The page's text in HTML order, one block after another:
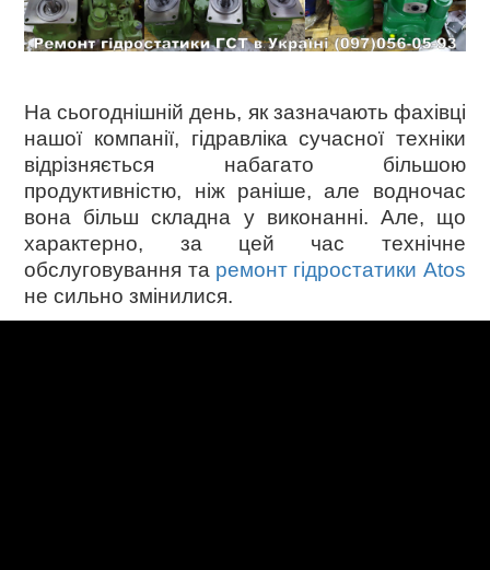
На сьогоднішній день, як зазначають фахівці
нашої компанії, гідравліка сучасної техніки
відрізняється набагато більшою
продуктивністю, ніж раніше, але водночас
вона більш складна у виконанні. Але, що
характерно, за цей час технічне
обслуговування та ремонт гідростатики Atos
не сильно змінилися.